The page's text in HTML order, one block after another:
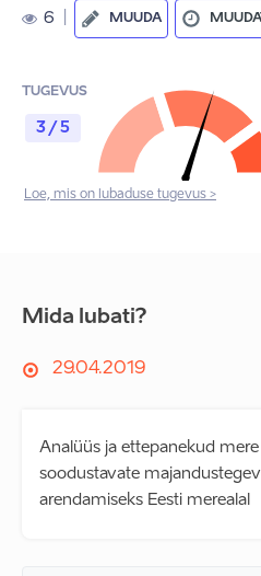
6 MUUDA
TUGEVUS
3 / 5
Loe, mis on lubaduse tugevus >
Mida lubati?
29.04.2019
Analüüs ja ettepanekud
soodustavate
arendamiseks Eesti merealal